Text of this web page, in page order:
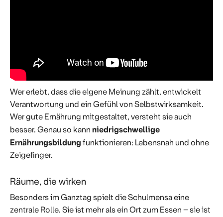
Wer erlebt, dass die eigene Meinung zählt, entwickelt
Verantwortung und ein Gefühl von Selbstwirksamkeit.
Wer gute Ernährung mitgestaltet, versteht sie auch
besser. Genau so kann niedrigschwellige
Ernährungsbildung funktionieren: Lebensnah und ohne
Zeigefinger.
Räume, die wirken
Besonders im Ganztag spielt die Schulmensa eine
zentrale Rolle. Sie ist mehr als ein Ort zum Essen – sie ist